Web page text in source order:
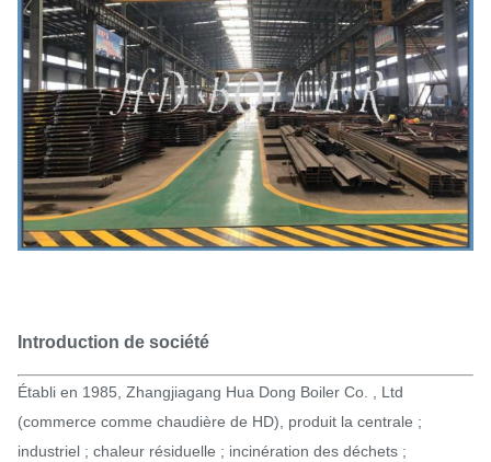
Introduction de société
Établi en 1985, Zhangjiagang Hua Dong Boiler Co. , Ltd
(commerce comme chaudière de HD), produit la centrale ;
industriel ; chaleur résiduelle ; incinération des déchets ;